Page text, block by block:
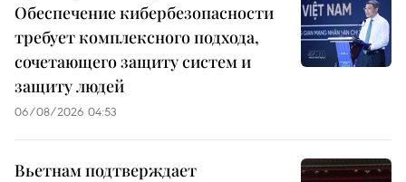
Обеспечение кибербезопасности
требует комплексного подхода,
сочетающего защиту систем и
защиту людей
06/08/2026 04:53
Вьетнам подтверждает